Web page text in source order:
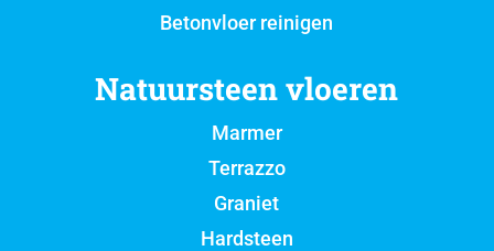
Betonvloer reinigen
Natuursteen vloeren
Marmer
Terrazzo
Graniet
Hardsteen